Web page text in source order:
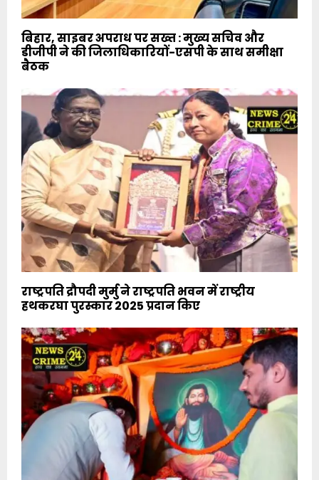
बिहार, साइबर अपराध पर सख्त : मुख्य सचिव और
डीजीपी ने की जिलाधिकारियों-एसपी के साथ समीक्षा
बैठक
राष्ट्रपति द्रौपदी मुर्मु ने राष्ट्रपति भवन में राष्ट्रीय
हथकरघा पुरस्कार 2025 प्रदान किए